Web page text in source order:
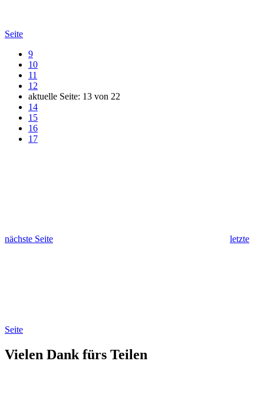
Seite
9
10
11
12
aktuelle Seite: 13 von 22
14
15
16
17
nächste Seite letzte
Seite
Vielen Dank fürs Teilen